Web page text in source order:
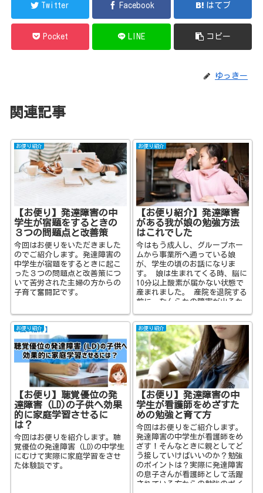
Twitter Facebook はてブ
Pocket LINE コピー
ゆっきー
関連記事
お便り紹介
【お便り】発達障害の中
学生が宿題をするときの
３つの問題点と改善策
今回はお便りをいただきました
のでご紹介します。発達障害の
中学生が宿題をするときに起こ
った３つの問題点と改善策につ
いて苦労された主婦の方からの
子育て奮闘記です。
お便り紹介
【お便り紹介】発達障害
がある我が娘の勉強方法
はこれでした
今はもう成人し、グループホー
ムから事業所へ通っている娘
が、学生の頃のお話になりま
す。 娘は生まれてくる時、脳に
10分以上酸素が届かない状態で
産まれました。 産院を退院する
前に、なんらかの障害が出るか
が...
お便り紹介
【お便り】聴覚優位の発
達障害 (LD)の子供へ効果
的に家庭学習させるに
は？
今回はお便りを紹介します。聴
覚優位の発達障害 (LD)の中学生
にむけて実際に家庭学習をさせ
た体験談です。
お便り紹介
【お便り】発達障害の中
学生が看護師をめざすた
めの勉強と育て方
今回はお便りをご紹介します。
発達障害の中学生が看護師をめ
ざす！そんなときに親としてど
う接していけばいいのか？勉強
のポイントは？実際に発達障害
の息子さんが看護師として活躍
されている方からの勉強のポイ